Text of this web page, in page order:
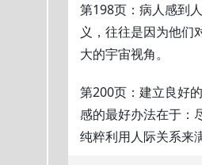
第198页：病人感到
义，往往是因为他们
大的宇宙视角。
第200页：建立良好
感的最好办法在于：
纯粹利用人际关系来